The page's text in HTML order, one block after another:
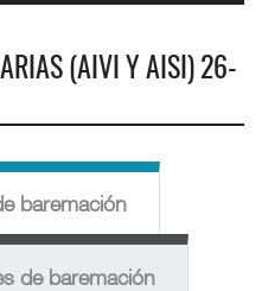
(AIVI Y AISI) 26-
baremación
de baremación